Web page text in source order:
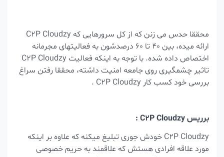
محققا حدس می زنن که از کل سرورهایی که C2P Cloudzy
ارائه میده، بین 40 تا 60 درصدشون به فعالیتهای مجرمانه
اختصاص داده شده. با توجه به اینکه فعالیت C2P Cloudzy
تاثیر چشمگیری روی جامعه امنیت داشته، محققا رفتن سراغ
بررسی خود کسب کار C2P Cloudzy .
برریس C2P Cloudzy :
C2P Cloudzy خودش جوری تبلیغ میکنه که علاوه بر اینکه
مورد علاقه افرادی هستش که علاقمند به حریم خصوصی